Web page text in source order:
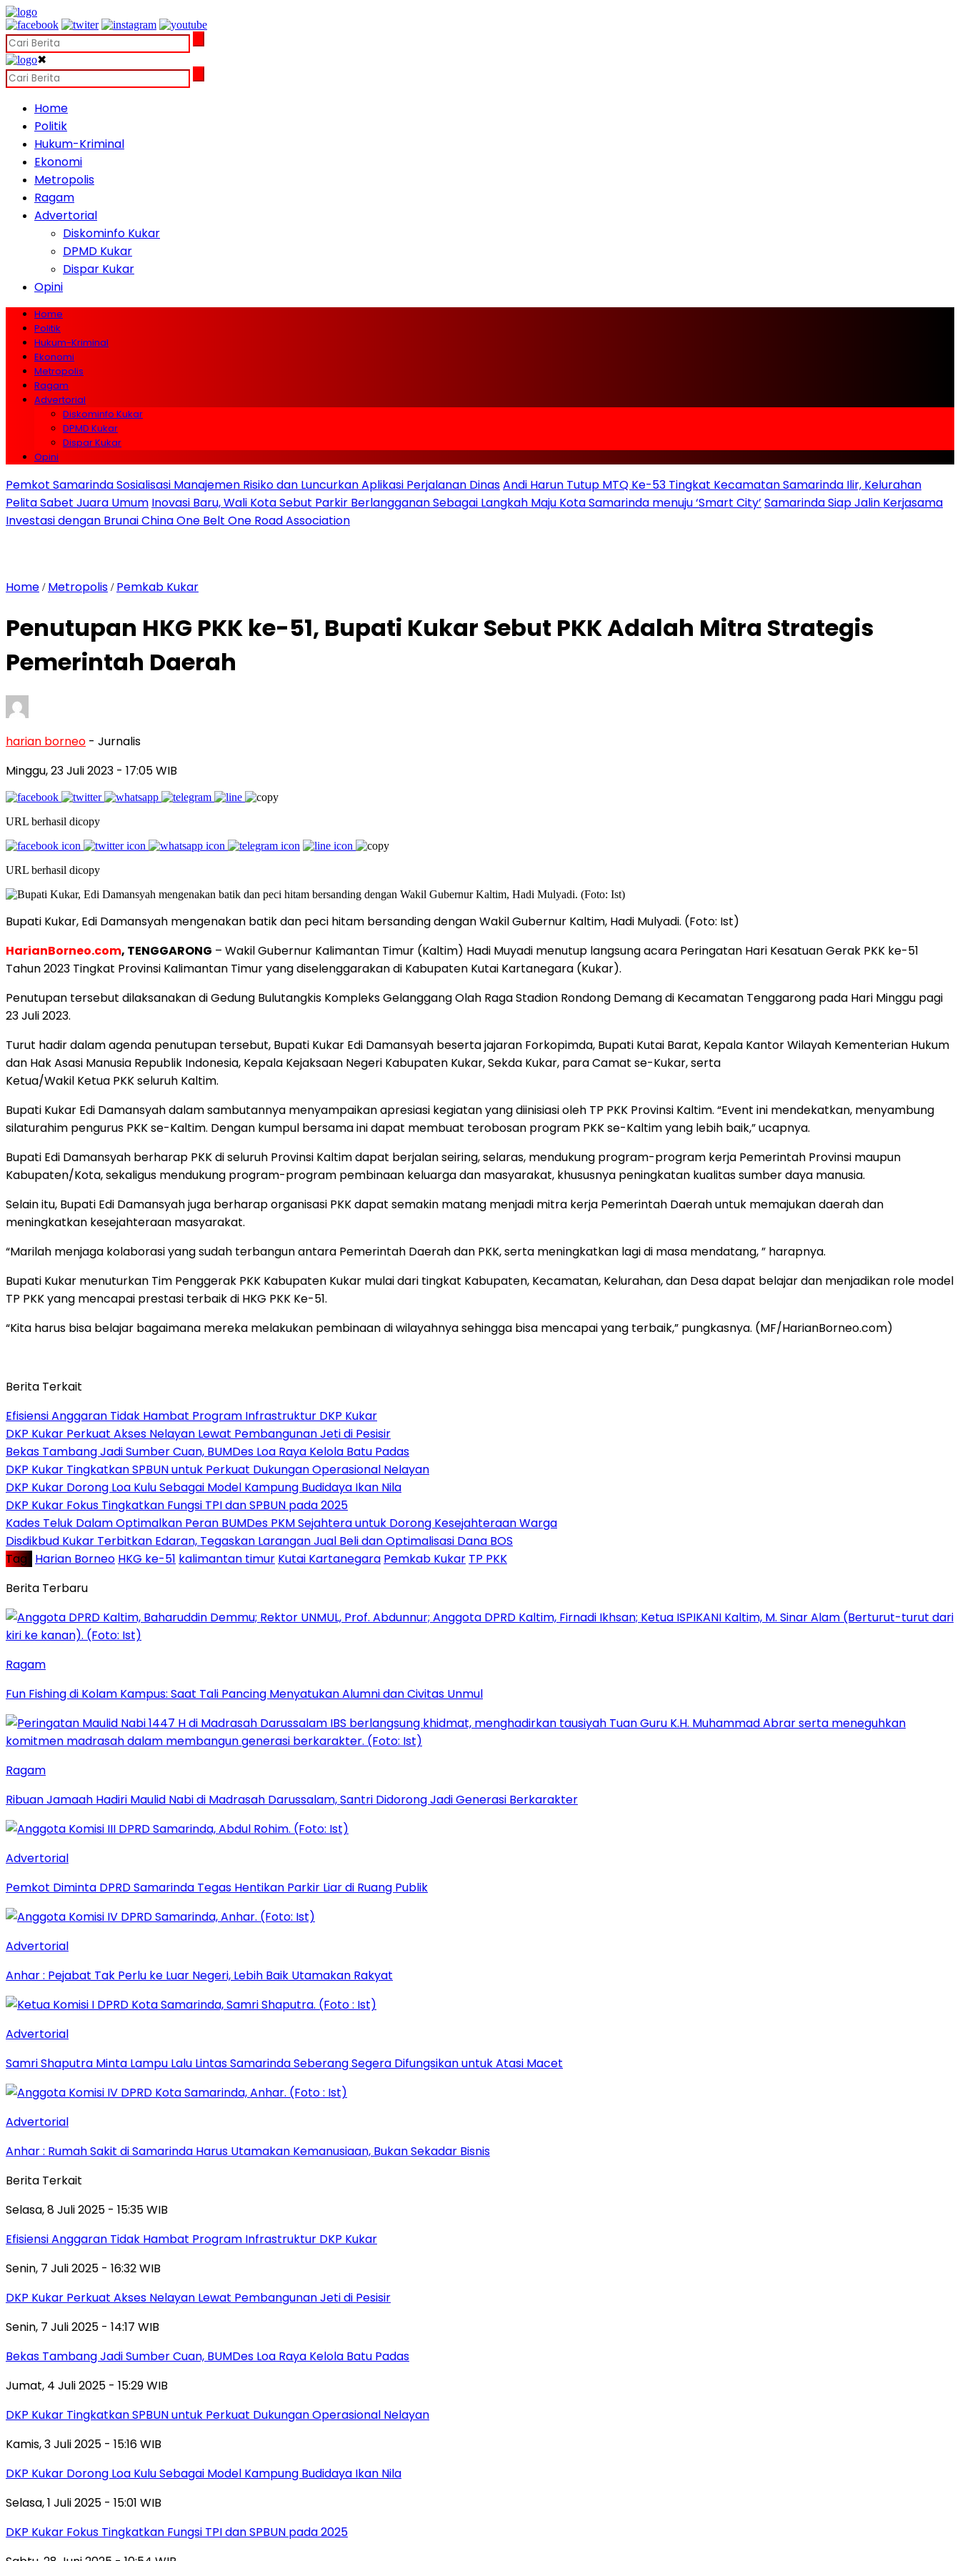
✖
Home
Politik
Hukum-Kriminal
Ekonomi
Metropolis
Ragam
Advertorial
Diskominfo Kukar
DPMD Kukar
Dispar Kukar
Opini
Home
Politik
Hukum-Kriminal
Ekonomi
Metropolis
Ragam
Advertorial
Diskominfo Kukar
DPMD Kukar
Dispar Kukar
Opini
Pemkot Samarinda Sosialisasi Manajemen Risiko dan Luncurkan Aplikasi Perjalanan DinasAndi Harun Tutup MTQ Ke-53 Tingkat Kecamatan Samarinda Ilir, Kelurahan
Pelita Sabet Juara Umum Inovasi Baru, Wali Kota Sebut Parkir Berlangganan Sebagai Langkah Maju Kota Samarinda menuju ‘Smart City’ Samarinda Siap Jalin Kerjasama
Investasi dengan Brunai China One Belt One Road Association
Home / Metropolis / Pemkab Kukar
Penutupan HKG PKK ke-51, Bupati Kukar Sebut PKK Adalah Mitra Strategis
Pemerintah Daerah
harian borneo - Jurnalis
Minggu, 23 Juli 2023 - 17:05 WIB
URL berhasil dicopy
URL berhasil dicopy
Bupati Kukar, Edi Damansyah mengenakan batik dan peci hitam bersanding dengan Wakil Gubernur Kaltim, Hadi Mulyadi. (Foto: Ist)
HarianBorneo.com, TENGGARONG – Wakil Gubernur Kalimantan Timur (Kaltim) Hadi Muyadi menutup langsung acara Peringatan Hari Kesatuan Gerak PKK ke-51
Tahun 2023 Tingkat Provinsi Kalimantan Timur yang diselenggarakan di Kabupaten Kutai Kartanegara (Kukar).
Penutupan tersebut dilaksanakan di Gedung Bulutangkis Kompleks Gelanggang Olah Raga Stadion Rondong Demang di Kecamatan Tenggarong pada Hari Minggu pagi
23 Juli 2023.
Turut hadir dalam agenda penutupan tersebut, Bupati Kukar Edi Damansyah beserta jajaran Forkopimda, Bupati Kutai Barat, Kepala Kantor Wilayah Kementerian Hukum
dan Hak Asasi Manusia Republik Indonesia, Kepala Kejaksaan Negeri Kabupaten Kukar, Sekda Kukar, para Camat se-Kukar, serta
Ketua/Wakil Ketua PKK seluruh Kaltim.
Bupati Kukar Edi Damansyah dalam sambutannya menyampaikan apresiasi kegiatan yang diinisiasi oleh TP PKK Provinsi Kaltim. “Event ini mendekatkan, menyambung
silaturahim pengurus PKK se-Kaltim. Dengan kumpul bersama ini dapat membuat terobosan program PKK se-Kaltim yang lebih baik,” ucapnya.
Bupati Edi Damansyah berharap PKK di seluruh Provinsi Kaltim dapat berjalan seiring, selaras, mendukung program-program kerja Pemerintah Provinsi maupun
Kabupaten/Kota, sekaligus mendukung program-program pembinaan keluarga dan masyarakat, khususnya peningkatan kualitas sumber daya manusia.
Selain itu, Bupati Edi Damansyah juga berharap organisasi PKK dapat semakin matang menjadi mitra kerja Pemerintah Daerah untuk memajukan daerah dan
meningkatkan kesejahteraan masyarakat.
“Marilah menjaga kolaborasi yang sudah terbangun antara Pemerintah Daerah dan PKK, serta meningkatkan lagi di masa mendatang, ” harapnya.
Bupati Kukar menuturkan Tim Penggerak PKK Kabupaten Kukar mulai dari tingkat Kabupaten, Kecamatan, Kelurahan, dan Desa dapat belajar dan menjadikan role model
TP PKK yang mencapai prestasi terbaik di HKG PKK Ke-51.
“Kita harus bisa belajar bagaimana mereka melakukan pembinaan di wilayahnya sehingga bisa mencapai yang terbaik,” pungkasnya. (MF/HarianBorneo.com)
Berita Terkait
Efisiensi Anggaran Tidak Hambat Program Infrastruktur DKP Kukar
DKP Kukar Perkuat Akses Nelayan Lewat Pembangunan Jeti di Pesisir
Bekas Tambang Jadi Sumber Cuan, BUMDes Loa Raya Kelola Batu Padas
DKP Kukar Tingkatkan SPBUN untuk Perkuat Dukungan Operasional Nelayan
DKP Kukar Dorong Loa Kulu Sebagai Model Kampung Budidaya Ikan Nila
DKP Kukar Fokus Tingkatkan Fungsi TPI dan SPBUN pada 2025
Kades Teluk Dalam Optimalkan Peran BUMDes PKM Sejahtera untuk Dorong Kesejahteraan Warga
Disdikbud Kukar Terbitkan Edaran, Tegaskan Larangan Jual Beli dan Optimalisasi Dana BOS
Tag : Harian Borneo HKG ke-51 kalimantan timur Kutai Kartanegara Pemkab Kukar TP PKK
Berita Terbaru
Ragam
Fun Fishing di Kolam Kampus: Saat Tali Pancing Menyatukan Alumni dan Civitas Unmul
Ragam
Ribuan Jamaah Hadiri Maulid Nabi di Madrasah Darussalam, Santri Didorong Jadi Generasi Berkarakter
Advertorial
Pemkot Diminta DPRD Samarinda Tegas Hentikan Parkir Liar di Ruang Publik
Advertorial
Anhar : Pejabat Tak Perlu ke Luar Negeri, Lebih Baik Utamakan Rakyat
Advertorial
Samri Shaputra Minta Lampu Lalu Lintas Samarinda Seberang Segera Difungsikan untuk Atasi Macet
Advertorial
Anhar : Rumah Sakit di Samarinda Harus Utamakan Kemanusiaan, Bukan Sekadar Bisnis
Berita Terkait
Selasa, 8 Juli 2025 - 15:35 WIB
Efisiensi Anggaran Tidak Hambat Program Infrastruktur DKP Kukar
Senin, 7 Juli 2025 - 16:32 WIB
DKP Kukar Perkuat Akses Nelayan Lewat Pembangunan Jeti di Pesisir
Senin, 7 Juli 2025 - 14:17 WIB
Bekas Tambang Jadi Sumber Cuan, BUMDes Loa Raya Kelola Batu Padas
Jumat, 4 Juli 2025 - 15:29 WIB
DKP Kukar Tingkatkan SPBUN untuk Perkuat Dukungan Operasional Nelayan
Kamis, 3 Juli 2025 - 15:16 WIB
DKP Kukar Dorong Loa Kulu Sebagai Model Kampung Budidaya Ikan Nila
Selasa, 1 Juli 2025 - 15:01 WIB
DKP Kukar Fokus Tingkatkan Fungsi TPI dan SPBUN pada 2025